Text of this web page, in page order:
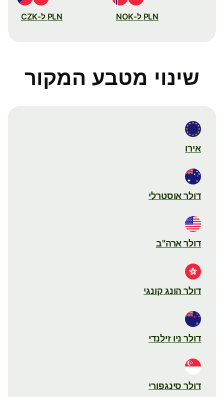
PLN ל-NOK PLN ל-CZK
שינוי מטבע המקור
אירו
דולר אוסטרלי
דולר ארה"ב
דולר הונג קונגי
דולר ניו זילנדי
דולר סינגפורי